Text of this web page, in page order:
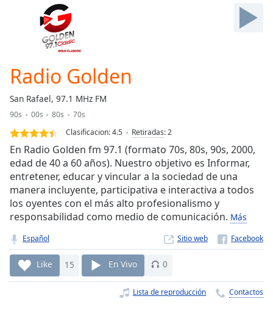
Current
Time0:00
-:-
Loaded:
0.00%
Stream
TypeLIVE
Seek to
currently
behind
LIVE
Remaining
Time-
1x
Radio Golden
San Rafael, 97.1 MHz FM
90s 00s 80s
70s
Clasificacion:4.5 Retiradas:2
En Radio Golden fm 97.1 (formato 70s, 80s, 90s, 2000,
edad de 40 a 60 años). Nuestro objetivo es Informar,
entretener, educar y vincular a la sociedad de una
manera incluyente, participativa e interactiva a todos
los oyentes con el más alto profesionalismo y
responsabilidad como medio de comunicación. Más
Español Sitio web
Like 15 En Vivo 0
Lista de reproducción Contactos